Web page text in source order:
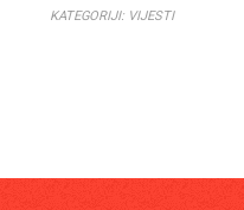
KATEGORIJI: VIJESTI